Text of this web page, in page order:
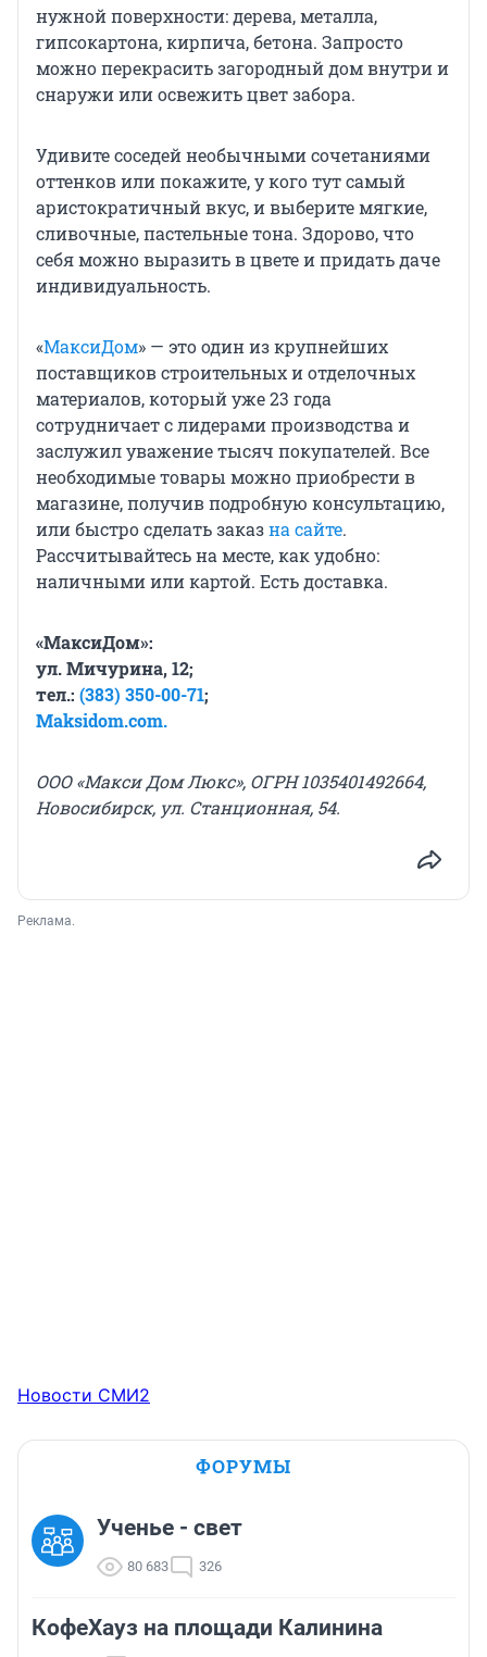
нужной поверхности: дерева, металла,
гипсокартона, кирпича, бетона. Запросто
можно перекрасить загородный дом внутри и
снаружи или освежить цвет забора.
Удивите соседей необычными сочетаниями
оттенков или покажите, у кого тут самый
аристократичный вкус, и выберите мягкие,
сливочные, пастельные тона. Здорово, что
себя можно выразить в цвете и придать даче
индивидуальность.
«МаксиДом» — это один из крупнейших
поставщиков строительных и отделочных
материалов, который уже 23 года
сотрудничает с лидерами производства и
заслужил уважение тысяч покупателей. Все
необходимые товары можно приобрести в
магазине, получив подробную консультацию,
или быстро сделать заказна сайте.
Рассчитывайтесь на месте, как удобно:
наличными или картой. Есть доставка.
«МаксиДом»:
ул. Мичурина, 12;
тел.: (383) 350-00-71;
Maksidom.com.
ООО «Макси Дом Люкс», ОГРН 1035401492664,
Новосибирск, ул. Станционная, 54.
Реклама.
Новости СМИ2
ФОРУМЫ
Ученье - свет
80 683 326
КофеХауз на площади Калинина